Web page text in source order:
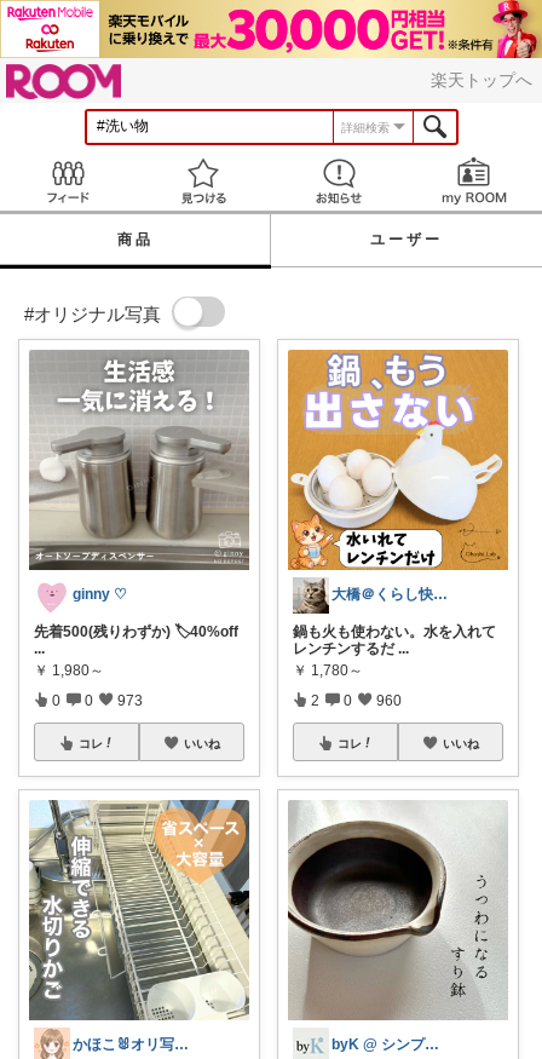
楽天トップへ
詳細検索
見つける お知らせ
商品 ユーザー
#オリジナル写真
ginny ♡
先着500(残りわずか) 🏷️40%off
...
￥ 1,980～
0 0 973
コレ いいね
かほこ🐰オリ写350枚以上
大橋＠くらし快適LAB🌿
鍋も火も使わない。水を入れて
レンチンするだ ...
￥ 1,780～
2 0 960
コレ いいね
byK @ シンプル好き